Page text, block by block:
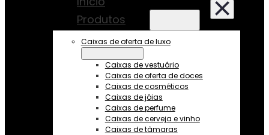
Produtos
Caixas de oferta de luxo
Caixas de vestuário
Caixas de oferta de doces
Caixas de cosméticos
Caixas de jóias
Caixas de perfume
Caixas de cerveja e vinho
Caixas de tâmaras